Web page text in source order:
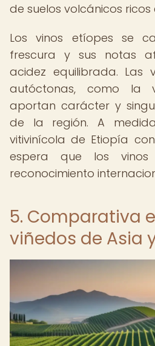
de suelos volcánicos ricos
Los vinos etíopes se
frescura y sus notas
acidez equilibrada. Las
autóctonas, como la
aportan carácter y
de la región. A
vitivinícola de Etiopía
espera que los
reconocimiento
5. Comparativa
viñedos de Asia